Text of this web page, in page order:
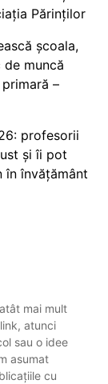
Părinților
școala,
muncă
–
profesorii
și îi pot
în învățământ
mai mult
atunci
sau o idee
asumat
cu